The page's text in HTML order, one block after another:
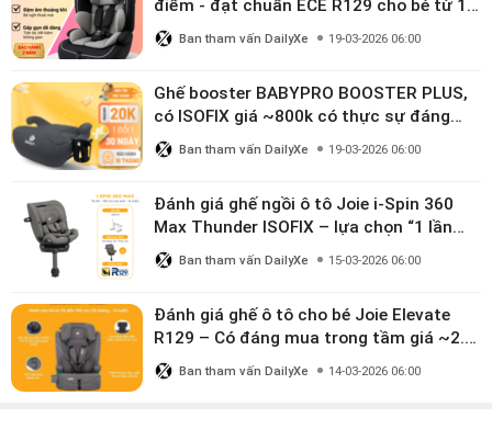
điểm - đạt chuẩn ECE R129 cho bé từ 1–
10 tuổi
Ban tham vấn DailyXe 19-03-2026 06:00
Ghế booster BABYPRO BOOSTER PLUS,
có ISOFIX giá ~800k có thực sự đáng
mua?
Ban tham vấn DailyXe 19-03-2026 06:00
Đánh giá ghế ngồi ô tô Joie i-Spin 360
Max Thunder ISOFIX – lựa chọn “1 lần
dùng đến 12 năm” có đáng giá gần 9
triệu?
Ban tham vấn DailyXe 15-03-2026 06:00
Đánh giá ghế ô tô cho bé Joie Elevate
R129 – Có đáng mua trong tầm giá ~2.8
triệu?
Ban tham vấn DailyXe 14-03-2026 06:00